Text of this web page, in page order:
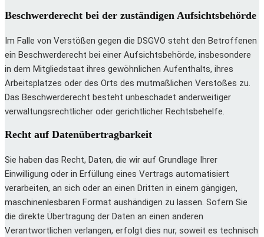
Beschwerde­recht bei der zuständigen Aufsichts­behörde
Im Falle von Verstößen gegen die DSGVO steht den Betroffenen
ein Beschwerderecht bei einer Aufsichtsbehörde, insbesondere
in dem Mitgliedstaat ihres gewöhnlichen Aufenthalts, ihres
Arbeitsplatzes oder des Orts des mutmaßlichen Verstoßes zu.
Das Beschwerderecht besteht unbeschadet anderweitiger
verwaltungsrechtlicher oder gerichtlicher Rechtsbehelfe.
Recht auf Daten­übertrag­barkeit
Sie haben das Recht, Daten, die wir auf Grundlage Ihrer
Einwilligung oder in Erfüllung eines Vertrags automatisiert
verarbeiten, an sich oder an einen Dritten in einem gängigen,
maschinenlesbaren Format aushändigen zu lassen. Sofern Sie
die direkte Übertragung der Daten an einen anderen
Verantwortlichen verlangen, erfolgt dies nur, soweit es technisch